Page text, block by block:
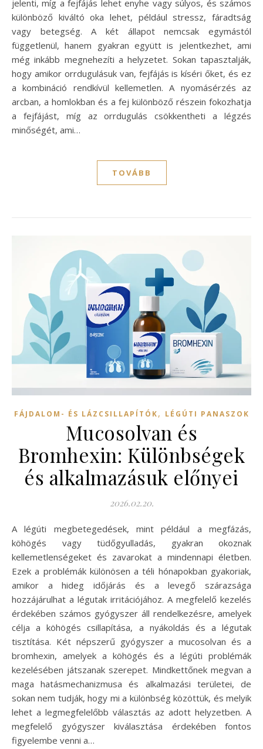
jelenti, míg a fejfájás lehet enyhe vagy súlyos, és számos
különböző kiváltó oka lehet, például stressz, fáradtság
vagy betegség. A két állapot nemcsak egymástól
függetlenül, hanem gyakran együtt is jelentkezhet, ami
még inkább megnehezíti a helyzetet. Sokan tapasztalják,
hogy amikor orrdugulásuk van, fejfájás is kíséri őket, és ez
a kombináció rendkívül kellemetlen. A nyomásérzés az
arcban, a homlokban és a fej különböző részein fokozhatja
a fejfájást, míg az orrdugulás csökkentheti a légzés
minőségét, ami…
TOVÁBB
FÁJDALOM- ÉS LÁZCSILLAPÍTÓK, LÉGÚTI PANASZOK
Mucosolvan és
Bromhexin: Különbségek
és alkalmazásuk előnyei
2026.02.20.
A légúti megbetegedések, mint például a megfázás,
köhögés vagy tüdőgyulladás, gyakran okoznak
kellemetlenségeket és zavarokat a mindennapi életben.
Ezek a problémák különösen a téli hónapokban gyakoriak,
amikor a hideg időjárás és a levegő szárazsága
hozzájárulhat a légutak irritációjához. A megfelelő kezelés
érdekében számos gyógyszer áll rendelkezésre, amelyek
célja a köhögés csillapítása, a nyákoldás és a légutak
tisztítása. Két népszerű gyógyszer a mucosolvan és a
bromhexin, amelyek a köhögés és a légúti problémák
kezelésében játszanak szerepet. Mindkettőnek megvan a
maga hatásmechanizmusa és alkalmazási területei, de
sokan nem tudják, hogy mi a különbség közöttük, és melyik
lehet a legmegfelelőbb választás az adott helyzetben. A
megfelelő gyógyszer kiválasztása érdekében fontos
figyelembe venni a…